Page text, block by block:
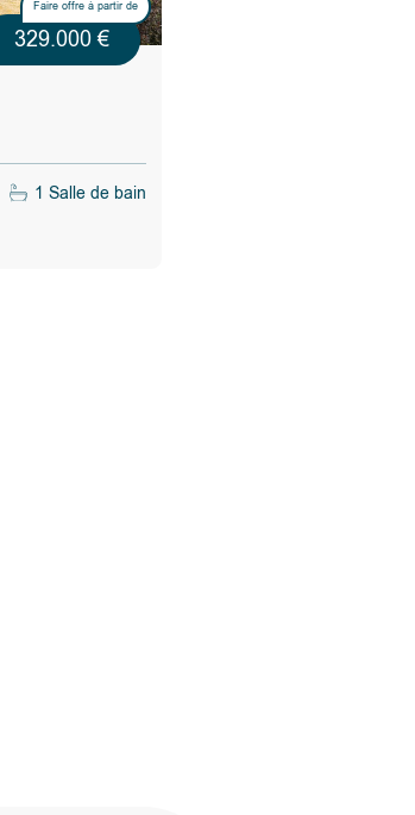
Faire offre à partir de
329.000 €
1 Salle de bain